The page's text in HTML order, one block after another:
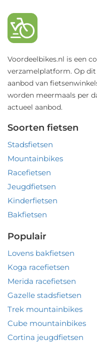
Voordeelbikes.nl is een
verzamelplatform. Op
aanbod van
worden meermaals per
actueel aanbod.
Soorten fietsen
Stadsfietsen
Mountainbikes
Racefietsen
Jeugdfietsen
Kinderfietsen
Bakfietsen
Populair
Lovens bakfietsen
Koga racefietsen
Merida racefietsen
Gazelle stadsfietsen
Trek mountainbikes
Cube mountainbikes
Cortina jeugdfietsen